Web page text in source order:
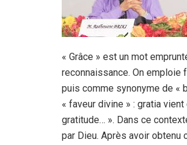
« Grâce » est un mot
reconnaissance. On emploie
puis comme synonyme de «
« faveur divine » : gratia
gratitude… ». Dans ce
par Dieu. Après avoir obtenu